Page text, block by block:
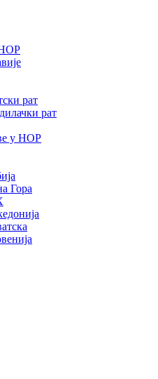
НОР
рат
рат
у НОР
Гора